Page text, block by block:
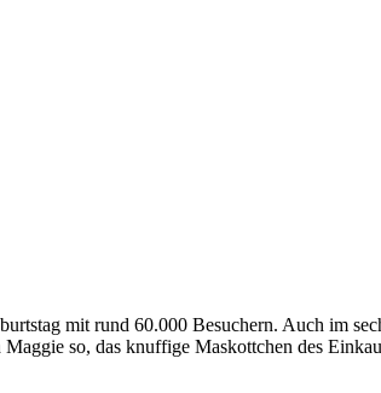
mit rund 60.000 Besuchern. Auch im
so, das knuffige Maskottchen des